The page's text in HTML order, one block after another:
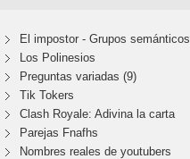
El impostor - Grupos semánticos
Los Polinesios
Preguntas variadas (9)
Tik Tokers
Clash Royale: Adivina la carta
Parejas Fnafhs
Nombres reales de youtubers